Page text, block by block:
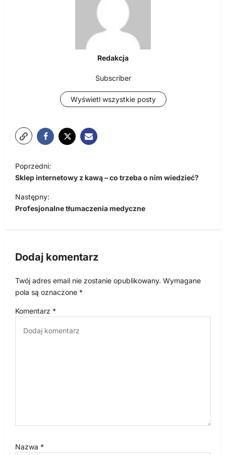
Redakcja
Subscriber
Wyświetl wszystkie posty
N
a
w
i
c
a
p
Poprzedni:
Sklep internetowy z kawą – co trzeba o nim wiedzieć?
Następny:
Profesjonalne tłumaczenia medyczne
Dodaj komentarz
Twój adres email nie zostanie opublikowany. Wymagane
pola są oznaczone *
Komentarz *
Nazwa *